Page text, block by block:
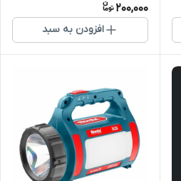
200,000
افزودن به سبد